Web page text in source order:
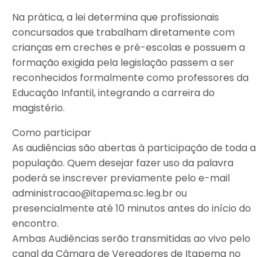
Na prática, a lei determina que profissionais
concursados que trabalham diretamente com
crianças em creches e pré-escolas e possuem a
formação exigida pela legislação passem a ser
reconhecidos formalmente como professores da
Educação Infantil, integrando a carreira do
magistério.
Como participar
As audiências são abertas à participação de toda a
população. Quem desejar fazer uso da palavra
poderá se inscrever previamente pelo e-mail
administracao@itapema.sc.leg.br ou
presencialmente até 10 minutos antes do início do
encontro.
Ambas Audiências serão transmitidas ao vivo pelo
canal da Câmara de Vereadores de Itapema no